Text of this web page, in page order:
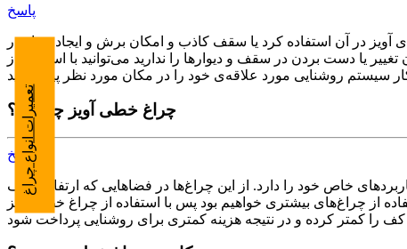
پاسخ
در آن استفاده کرد یا سقف کاذب و امکان برش و ایجاد شیار در
یا دست بردن در سقف و دیوارها را ندارید می‌توانید با استفاده از
چراغ خطی آویز چیست؟
پاسخ
خاص خود را دارد. از این چراغ‌ها در فضاهایی که ارتفاع سقف
از چراغ‌های بیشتری خواهیم بود پس با استفاده از چراغ خطی آویز
تعمیرات انواع چراغ